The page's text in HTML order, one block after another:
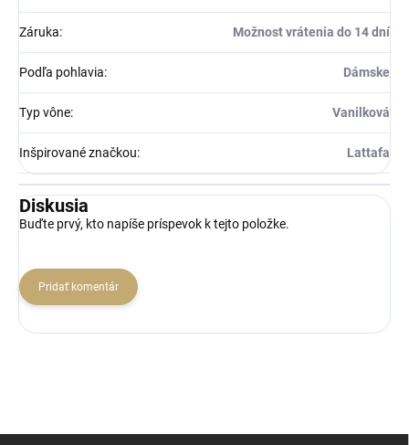
Záruka: Možnost vrátenia do 14 dní
Podľa pohlavia: Dámske
Typ vône: Vanilková
Inšpirované značkou: Lattafa
Diskusia
Buďte prvý, kto napíše príspevok k tejto položke.
Pridať komentár